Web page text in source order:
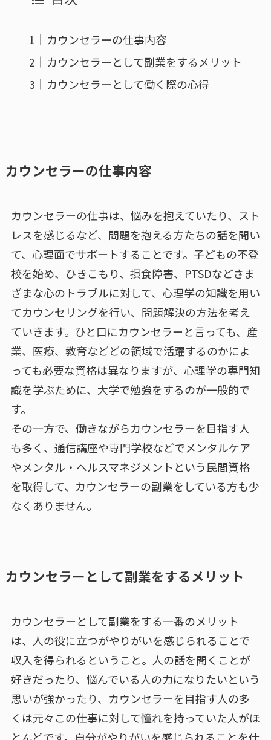
カウンセラーの仕事内容
カウンセラーとして副業をするメリット
カウンセラーとして働く際の心得
カウンセラーの仕事内容
カウンセラーの仕事は、悩みを抱えていたり、スト
レスを感じるなど、問題を抱える方たちの話を聞い
て、心理面でサポートすることです。子どもの不登
校を始め、ひきこもり、摂食障害、PTSDなどさま
ざまな心のトラブルに対して、心理学の知識を用い
てカウンセリングを行い、問題解決の方法を考え
ていきます。ひと口にカウンセラーと言っても、産
業、医療、教育などどの領域で活躍するのかによ
っても必要な資格は異なりますが、心理学の専門知
識を学ぶために、大学で勉強をするのが一般的で
す。
その一方で、働きながらカウンセラーを目指す人
も多く、通信講座や専門学校などでメンタルケア
やメンタル・ヘルスマネジメントという民間資格
を取得して、カウンセラーの副業をしている方も少
なくありません。
カウンセラーとして副業をするメリット
カウンセラーとして副業をする一番のメリット
は、人の役に立つがやりがいを感じられることで
収入を得られるということ。人の話を聞くことが
好きだったり、悩んでいる人の力になりたいという
思いが強かったり、カウンセラーを目指す人の多
くは元々この仕事に対して憧れを持っていた人がほ